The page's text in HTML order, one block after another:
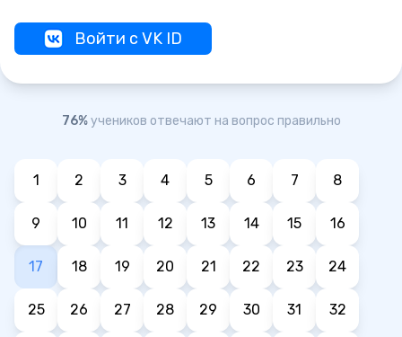
Войти с VK ID
76%учеников отвечают на вопрос правильно
1 2 3 4 5 6 7 8
9 10 11 12 13 14 15 16
17 18 19 20 21 22 23 24
25 26 27 28 29 30 31 32